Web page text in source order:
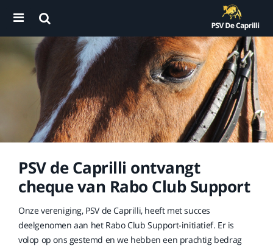
PSV de Caprilli ontvangt
cheque van Rabo Club Support
Onze vereniging, PSV de Caprilli, heeft met succes
deelgenomen aan het Rabo Club Support-initiatief. Er is
volop op ons gestemd en we hebben een prachtig bedrag